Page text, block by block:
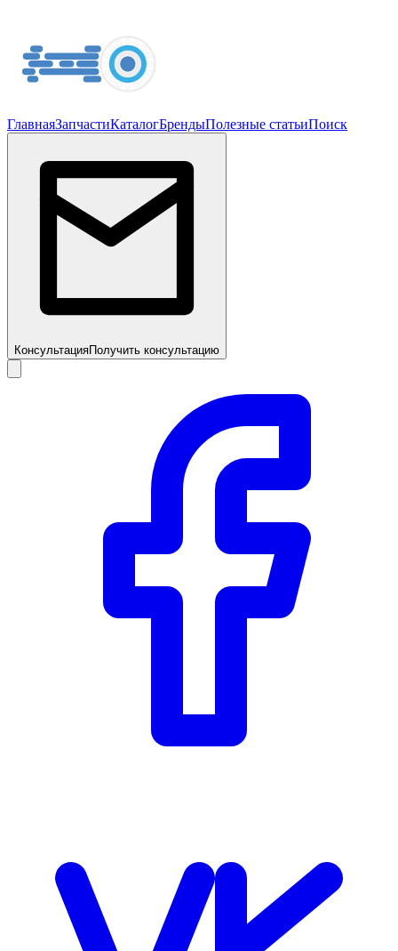
ГлавнаяЗапчастиКаталогБрендыПолезные статьиПоиск
КонсультацияПолучить консультацию